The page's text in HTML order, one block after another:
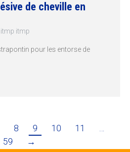
de cheville en
itmp itmp
pour les entorse de
8 9 10 11
59
→